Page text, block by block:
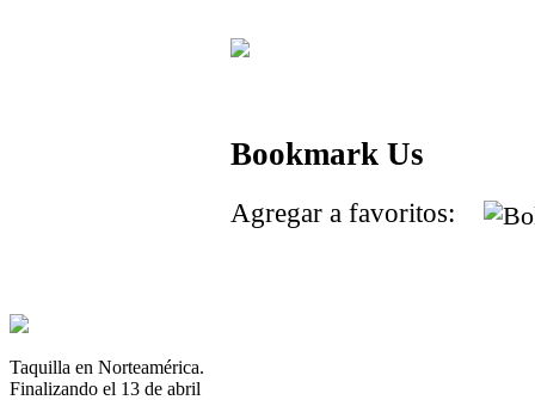
Taquilla en Norteamérica.
Finalizando el 13 de abril
Bookmark Us
Agregar a favoritos: